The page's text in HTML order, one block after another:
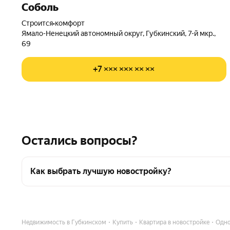
Соболь
Строится•комфорт
Ямало-Ненецкий автономный округ, Губкинский, 7-й мкр.,
69
+7 ××× ××× ×× ××
Остались вопросы?
Как выбрать лучшую новостройку?
Помимо удобной сортировки по цене вы можете
Недвижимость в Губкинском Купить Квартира в новостройке